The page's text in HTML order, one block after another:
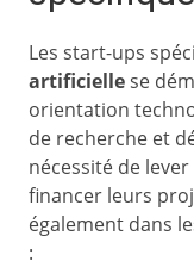
Les start-ups
artificiellese
orientation
de recherche et
nécessité de
financer leurs
également dans
: